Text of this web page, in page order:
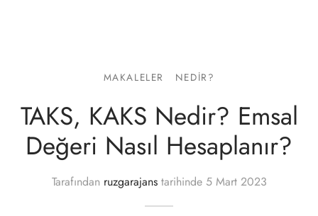
MAKALELER NEDIR?
TAKS, KAKS Nedir? Emsal
Değeri Nasıl Hesaplanır?
Tarafından ruzgarajanstarihinde 5 Mart 2023